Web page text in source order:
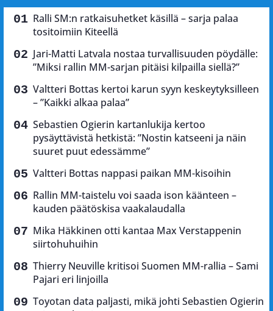
Ralli SM:n ratkaisuhetket käsillä – sarja palaa
tositoimiin Kiteellä
Jari-Matti Latvala nostaa turvallisuuden pöydälle:
”Miksi rallin MM-sarjan pitäisi kilpailla siellä?”
Valtteri Bottas kertoi karun syyn keskeytyksilleen
– ”Kaikki alkaa palaa”
Sebastien Ogierin kartanlukija kertoo
pysäyttävistä hetkistä: ”Nostin katseeni ja näin
suuret puut edessämme”
Valtteri Bottas nappasi paikan MM-kisoihin
Rallin MM-taistelu voi saada ison käänteen –
kauden päätöskisa vaakalaudalla
Mika Häkkinen otti kantaa Max Verstappenin
siirtohuhuihin
Thierry Neuville kritisoi Suomen MM-rallia – Sami
Pajari eri linjoilla
Toyotan data paljasti, mikä johti Sebastien Ogierin